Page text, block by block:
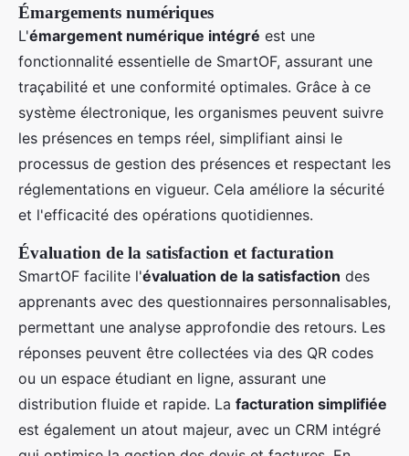
Émargements numériques
L'émargement numérique intégré est une
fonctionnalité essentielle de SmartOF, assurant une
traçabilité et une conformité optimales. Grâce à ce
système électronique, les organismes peuvent suivre
les présences en temps réel, simplifiant ainsi le
processus de gestion des présences et respectant les
réglementations en vigueur. Cela améliore la sécurité
et l'efficacité des opérations quotidiennes.
Évaluation de la satisfaction et facturation
SmartOF facilite l'évaluation de la satisfaction des
apprenants avec des questionnaires personnalisables,
permettant une analyse approfondie des retours. Les
réponses peuvent être collectées via des QR codes
ou un espace étudiant en ligne, assurant une
distribution fluide et rapide. La facturation simplifiée
est également un atout majeur, avec un CRM intégré